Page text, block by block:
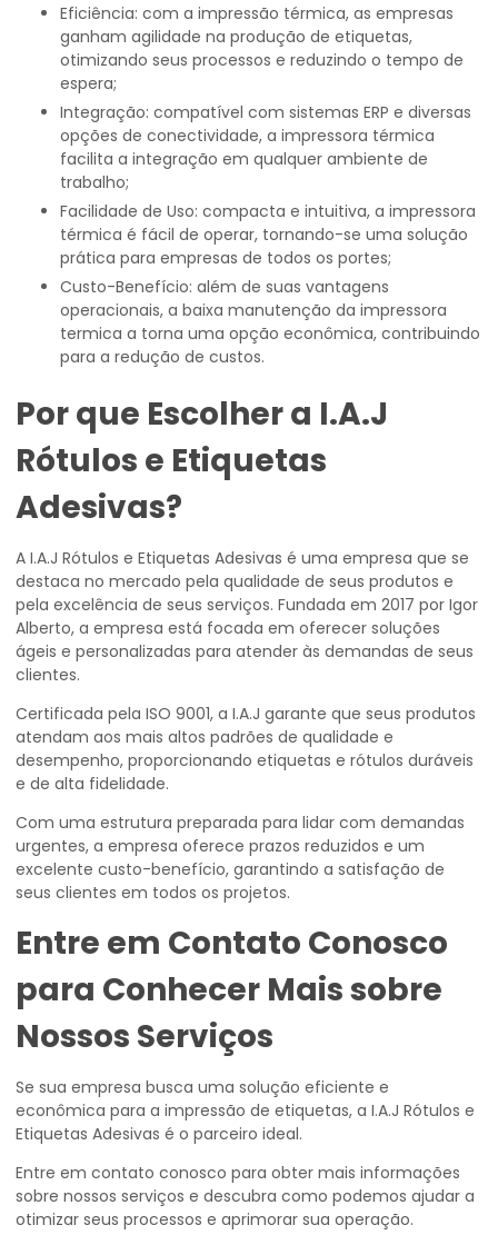
Eficiência: com a impressão térmica, as empresas
ganham agilidade na produção de etiquetas,
otimizando seus processos e reduzindo o tempo de
espera;
Integração: compatível com sistemas ERP e diversas
opções de conectividade, a impressora térmica
facilita a integração em qualquer ambiente de
trabalho;
Facilidade de Uso: compacta e intuitiva, a impressora
térmica é fácil de operar, tornando-se uma solução
prática para empresas de todos os portes;
Custo-Benefício: além de suas vantagens
operacionais, a baixa manutenção da impressora
termica a torna uma opção econômica, contribuindo
para a redução de custos.
Por que Escolher a I.A.J
Rótulos e Etiquetas
Adesivas?
A I.A.J Rótulos e Etiquetas Adesivas é uma empresa que se
destaca no mercado pela qualidade de seus produtos e
pela excelência de seus serviços. Fundada em 2017 por Igor
Alberto, a empresa está focada em oferecer soluções
ágeis e personalizadas para atender às demandas de seus
clientes.
Certificada pela ISO 9001, a I.A.J garante que seus produtos
atendam aos mais altos padrões de qualidade e
desempenho, proporcionando etiquetas e rótulos duráveis
e de alta fidelidade.
Com uma estrutura preparada para lidar com demandas
urgentes, a empresa oferece prazos reduzidos e um
excelente custo-benefício, garantindo a satisfação de
seus clientes em todos os projetos.
Entre em Contato Conosco
para Conhecer Mais sobre
Nossos Serviços
Se sua empresa busca uma solução eficiente e
econômica para a impressão de etiquetas, a I.A.J Rótulos e
Etiquetas Adesivas é o parceiro ideal.
Entre em contato conosco para obter mais informações
sobre nossos serviços e descubra como podemos ajudar a
otimizar seus processos e aprimorar sua operação.